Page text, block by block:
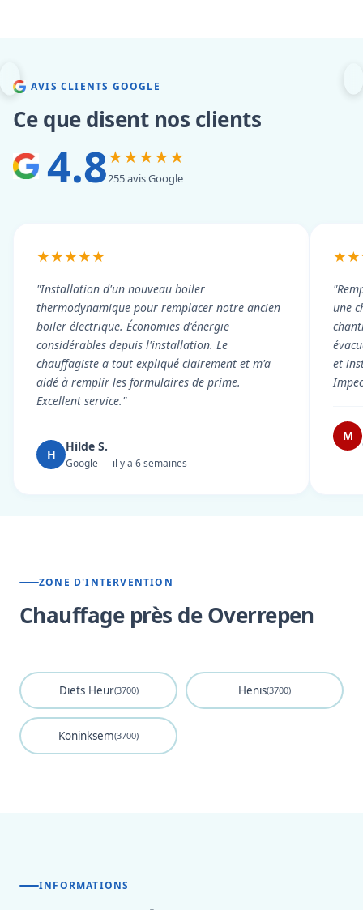
AVIS CLIENTS GOOGLE
Ce que disent nos clients
4.8★★★★★
255 avis Google
★★★★★
"Installation d'un nouveau boiler
thermodynamique pour remplacer notre ancien
boiler électrique. Économies d'énergie
considérables depuis l'installation. Le
chauffagiste a tout expliqué clairement et m'a
aidé à remplir les formulaires de prime.
Excellent service."
H
Hilde S.
Google — il y a 6 semaines
une
et
M
ZONE D'INTERVENTION
Chauffage près de Overrepen
Diets Heur(3700) Henis(3700)
Koninksem(3700)
INFORMATIONS